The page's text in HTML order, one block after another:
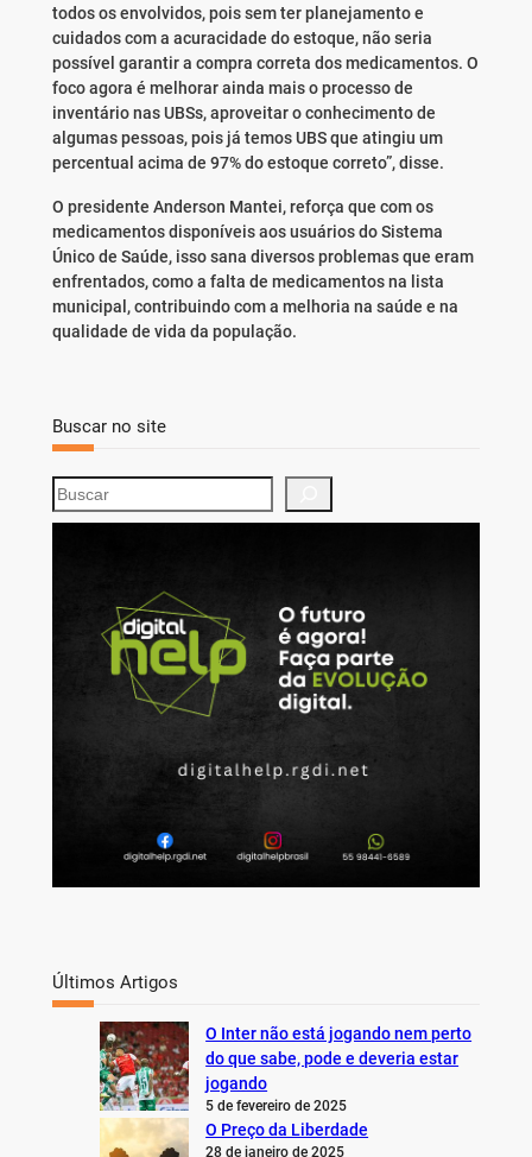
todos os envolvidos, pois sem ter planejamento e
cuidados com a acuracidade do estoque, não seria
possível garantir a compra correta dos medicamentos. O
foco agora é melhorar ainda mais o processo de
inventário nas UBSs, aproveitar o conhecimento de
algumas pessoas, pois já temos UBS que atingiu um
percentual acima de 97% do estoque correto”, disse.
O presidente Anderson Mantei, reforça que com os
medicamentos disponíveis aos usuários do Sistema
Único de Saúde, isso sana diversos problemas que eram
enfrentados, como a falta de medicamentos na lista
municipal, contribuindo com a melhoria na saúde e na
qualidade de vida da população.
Buscar no site
S
e
Últimos Artigos
O Inter não está jogando nem perto
do que sabe, pode e deveria estar
jogando
5 de fevereiro de 2025
O Preço da Liberdade
28 de janeiro de 2025